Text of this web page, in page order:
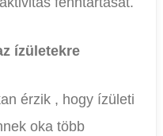
ízületekre
érzik , hogy ízületi
oka több